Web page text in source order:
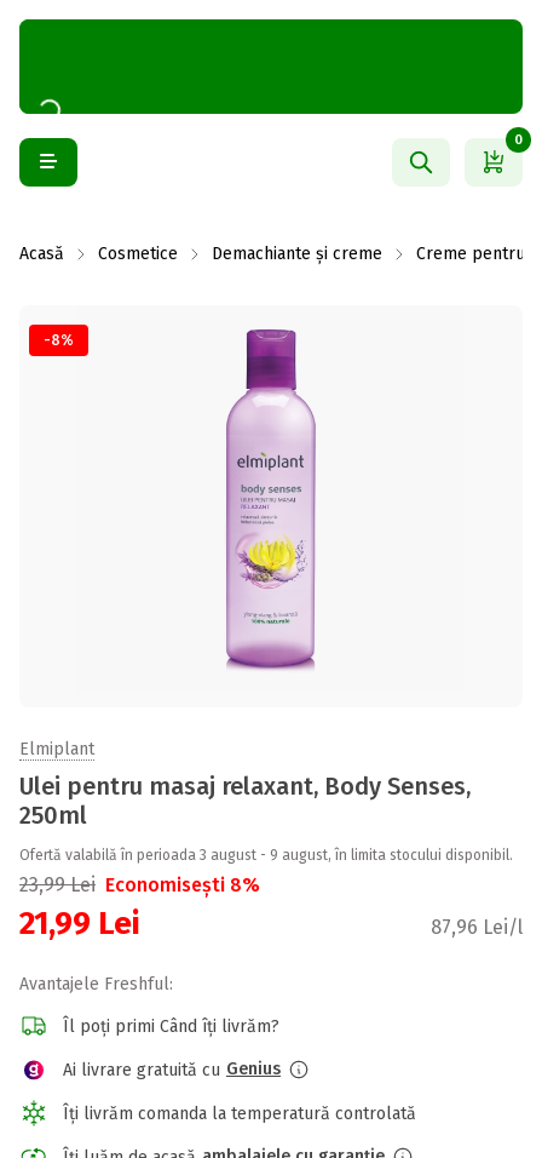
0
Acasă Cosmetice Demachiante și creme Creme pentru
-8%
Elmiplant
Ulei pentru masaj relaxant, Body Senses,
250ml
Ofertă valabilă în perioada 3 august - 9 august, în limita stocului disponibil.
23,99Lei Economisești 8%
21,99 Lei 87,96 Lei/l
Avantajele Freshful:
Îl poți primi Când îți livrăm?
Ai livrare gratuită cu Genius
Îți livrăm comanda la temperatură controlată